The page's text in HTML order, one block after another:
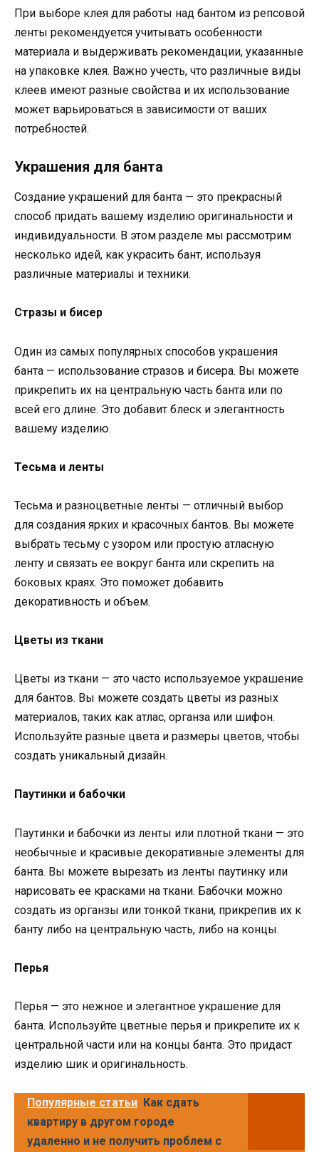
При выборе клея для работы над бантом из репсовой
ленты рекомендуется учитывать особенности
материала и выдерживать рекомендации, указанные
на упаковке клея. Важно учесть, что различные виды
клеев имеют разные свойства и их использование
может варьироваться в зависимости от ваших
потребностей.
Украшения для банта
Создание украшений для банта — это прекрасный
способ придать вашему изделию оригинальности и
индивидуальности. В этом разделе мы рассмотрим
несколько идей, как украсить бант, используя
различные материалы и техники.
Стразы и бисер
Один из самых популярных способов украшения
банта — использование стразов и бисера. Вы можете
прикрепить их на центральную часть банта или по
всей его длине. Это добавит блеск и элегантность
вашему изделию.
Тесьма и ленты
Тесьма и разноцветные ленты — отличный выбор
для создания ярких и красочных бантов. Вы можете
выбрать тесьму с узором или простую атласную
ленту и связать ее вокруг банта или скрепить на
боковых краях. Это поможет добавить
декоративность и объем.
Цветы из ткани
Цветы из ткани — это часто используемое украшение
для бантов. Вы можете создать цветы из разных
материалов, таких как атлас, органза или шифон.
Используйте разные цвета и размеры цветов, чтобы
создать уникальный дизайн.
Паутинки и бабочки
Паутинки и бабочки из ленты или плотной ткани — это
необычные и красивые декоративные элементы для
банта. Вы можете вырезать из ленты паутинку или
нарисовать ее красками на ткани. Бабочки можно
создать из органзы или тонкой ткани, прикрепив их к
банту либо на центральную часть, либо на концы.
Перья
Перья — это нежное и элегантное украшение для
банта. Используйте цветные перья и прикрепите их к
центральной части или на концы банта. Это придаст
изделию шик и оригинальность.
Популярные статьи Как сдать
квартиру в другом городе
удаленно и не получить проблем с